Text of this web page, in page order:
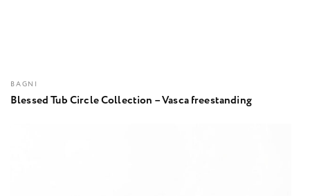
BAGNI
Blessed Tub Circle Collection – Vasca freestanding